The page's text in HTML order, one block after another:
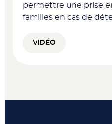
permettre une prise
familles en cas de
VIDÉO